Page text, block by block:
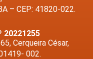
– CEP: 41820-022.
20221255
Cerqueira César,
002.